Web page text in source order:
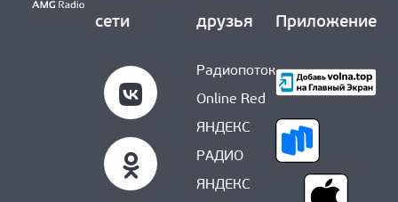
сети
друзья
Радиопоток
Online Red
ЯНДЕКС
РАДИО
ЯНДЕКС
Приложение